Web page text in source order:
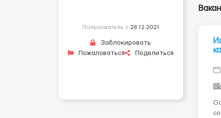
Пользователь с 28.12.2021
Заблокировать
Пожаловаться
Поделиться